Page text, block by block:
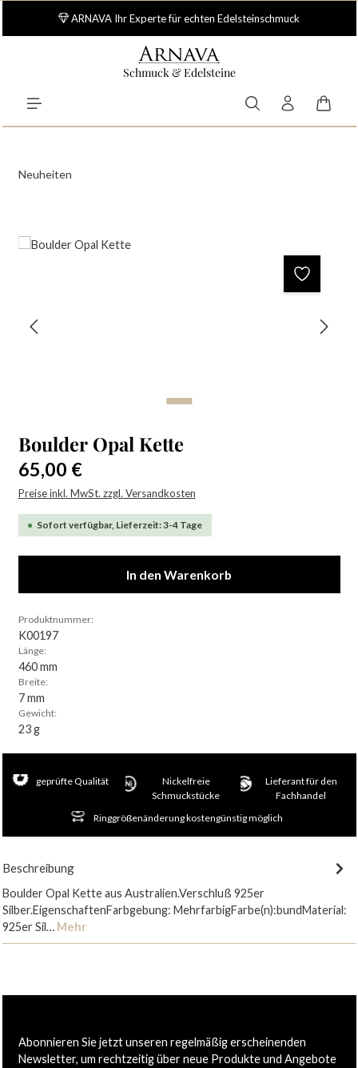
Zum Hauptinhalt springen
ARNAVA Ihr Experte für echten Edelsteinschmuck
Schmuck & Edelsteine
Neuheiten
Bildergalerie überspringen
Boulder Opal Kette
Regulärer Preis:
65,00 €
Preise inkl. MwSt. zzgl. Versandkosten
Sofort verfügbar, Lieferzeit: 3-4 Tage
In den Warenkorb
Produktnummer:
K00197
Länge:
460 mm
Breite:
7 mm
Gewicht:
23 g
geprüfte Qualität
Nickelfreie
Schmuckstücke
Lieferant für den
Fachhandel
Ringgrößenänderung kostengünstig möglich
Beschreibung
Boulder Opal Kette aus Australien.Verschluß 925er
Silber.EigenschaftenFarbgebung: MehrfarbigFarbe(n):bundMaterial:
925er Sil… Mehr
Abonnieren Sie jetzt unseren regelmäßig erscheinenden
Newsletter, um rechtzeitig über neue Produkte und Angebote